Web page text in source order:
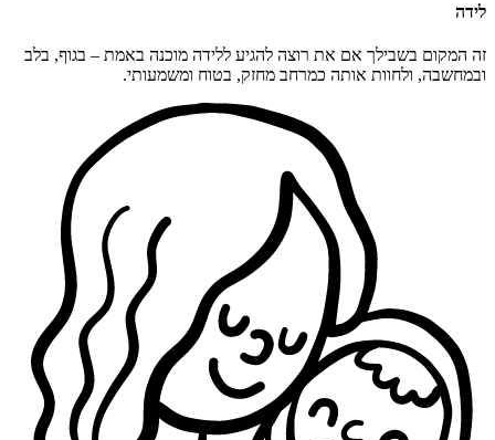
לידה
זה המקום בשבילך אם את רוצה להגיע ללידה מוכנה באמת – בגוף, בלב
ובמחשבה, ולחוות אותה כמרחב מחזק, בטוח ומשמעותי.